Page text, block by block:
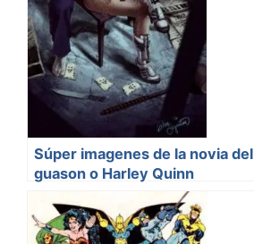
Súper imagenes de la novia del
guason o Harley Quinn